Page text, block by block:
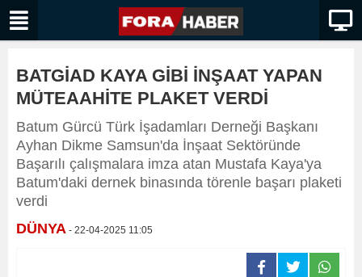
BATGİAD KAYA GİBİ İNŞAAT YAPAN
MÜTEAAHİTE PLAKET VERDİ
Batum Gürcü Türk İşadamları Derneği Başkanı
Ayhan Dikme Samsun'da İnşaat Sektöründe
Başarılı çalışmalara imza atan Mustafa Kaya'ya
Batum'daki dernek binasında törenle başarı plaketi
verdi
DÜNYA - 22-04-2025 11:05